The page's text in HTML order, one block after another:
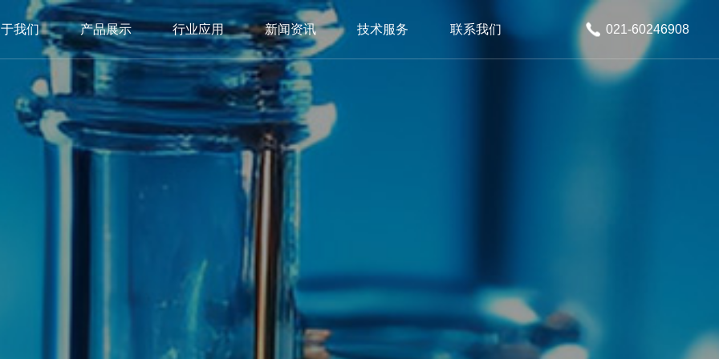
我们 产品展示 行业应用 新闻资讯 技术服务 联系我们 021-60246908